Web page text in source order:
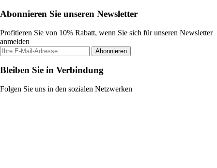
Abonnieren Sie unseren Newsletter
Profitieren Sie von 10% Rabatt, wenn Sie sich für unseren Newsletter
anmelden
Abonnieren
Bleiben Sie in Verbindung
Folgen Sie uns in den sozialen Netzwerken